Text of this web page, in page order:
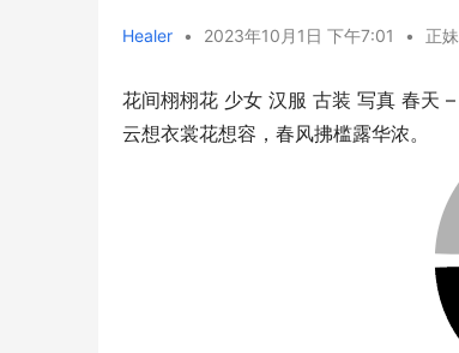
Healer • 2023年10月1日 下午7:01 • 正妹
花间栩栩花 少女 汉服 古装 写真 春天 –
云想衣裳花想容，春风拂槛露华浓。